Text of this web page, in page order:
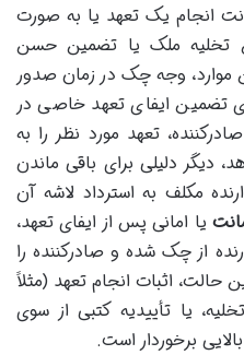
انجام یک تعهد یا به صورت
تخلیه ملک یا تضمین حسن
موارد، وجه چک در زمان صدور
تضمین ایفای تعهد خاصی در
تعهد مورد نظر را به
دیگر دلیلی برای باقی ماندن
مکلف به استرداد لاشه آن
یا امانی پس از ایفای تعهد،
از چک شده و صادرکننده را
اثبات انجام تعهد (مثلاً
یا تأییدیه کتبی از سوی
برخوردار است.